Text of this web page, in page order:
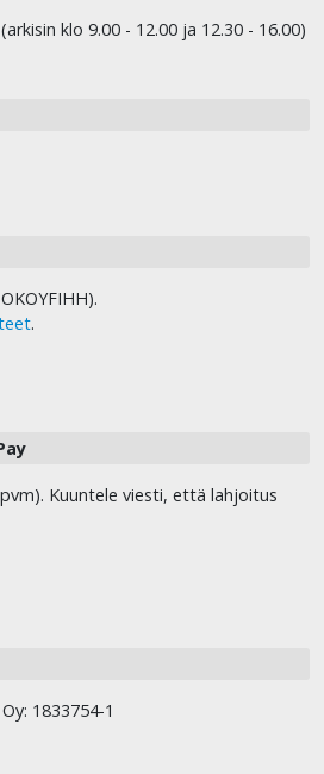
klo 9.00 - 12.00 ja 12.30 - 16.00)
.
Kuuntele viesti, että lahjoitus
1833754-1